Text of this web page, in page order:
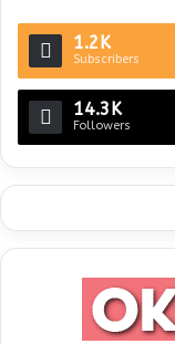
1.2K
Subscribers
14.3K
Followers